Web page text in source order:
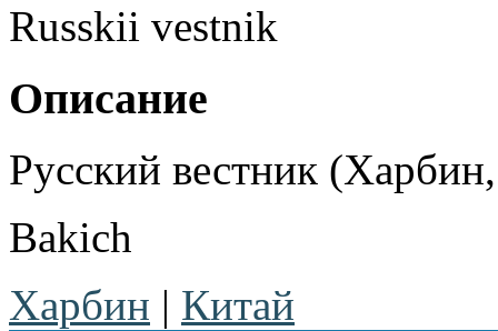
Russkii vestnik
Описание
Русский вестник
Bakich
Харбин | Китай